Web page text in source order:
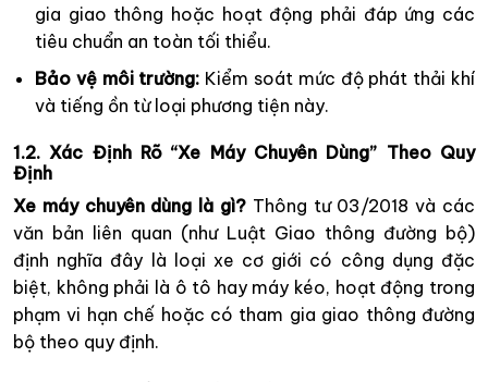
gia giao thông hoặc hoạt động phải đáp ứng các
tiêu chuẩn an toàn tối thiểu.
Bảo vệ môi trường: Kiểm soát mức độ phát thải khí
và tiếng ồn từ loại phương tiện này.
1.2. Xác Định Rõ “Xe Máy Chuyên Dùng” Theo Quy
Định
Xe máy chuyên dùng là gì? Thông tư 03/2018 và các
văn bản liên quan (như Luật Giao thông đường bộ)
định nghĩa đây là loại xe cơ giới có công dụng đặc
biệt, không phải là ô tô hay máy kéo, hoạt động trong
phạm vi hạn chế hoặc có tham gia giao thông đường
bộ theo quy định.